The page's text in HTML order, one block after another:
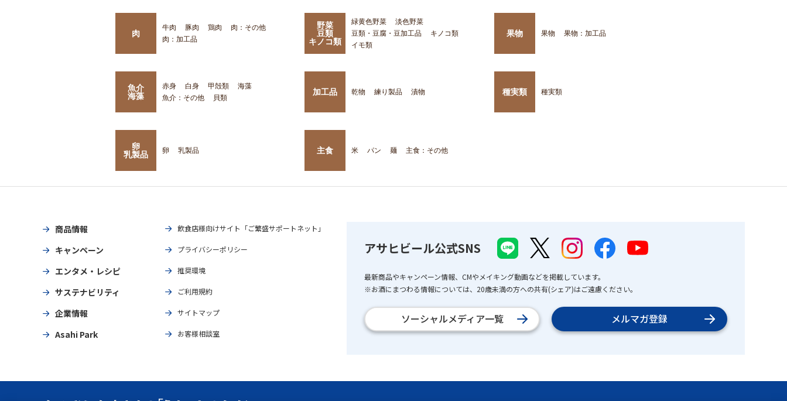
肉
牛肉 豚肉 鶏肉
肉：その他
肉：加工品
野菜
豆類
キノコ類
緑黄色野菜
淡色野菜
豆類・豆腐・豆加工品
キノコ類
イモ類
果物 果物 果物：加工品
魚介
海藻
赤身 白身 甲殻類
海藻
魚介：その他
貝類
加工品 乾物 練り製品 漬物 種実類 種実類
卵
乳製品
卵 乳製品 主食 米 パン 麺 主食：その他
商品情報
キャンペーン
エンタメ・レシピ
サステナビリティ
企業情報
Asahi Park
飲食店様向けサイト「ご繁盛サポートネット」
プライバシーポリシー
推奨環境
ご利用規約
サイトマップ
お客様相談室
アサヒビール公式SNS
最新商品やキャンペーン情報、CMやメイキング動画などを掲載しています。
※お酒にまつわる情報については、20歳未満の方への共有(シェア)はご遠慮ください。
ソーシャルメディア一覧 メルマガ登録